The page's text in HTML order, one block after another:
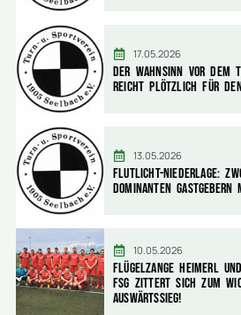
17.05.2026
Der Wahnsinn vor dem
reicht plötzlich für
13.05.2026
Flutlicht-Niederlage:
dominanten Gastgebern
10.05.2026
Flügelzange Heimerl
FSG zittert sich zum
Auswärtssieg!